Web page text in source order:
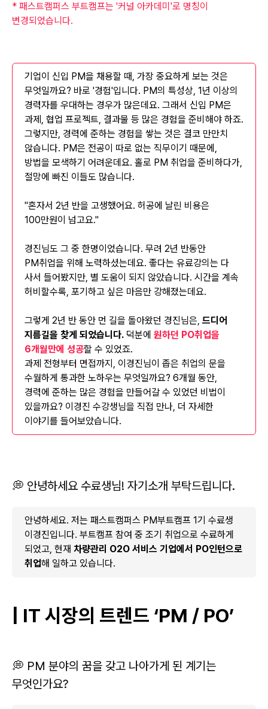
* 패스트캠퍼스 부트캠프는 '커널 아카데미'로 명칭이
변경되었습니다.
기업이 신입 PM을 채용할 때, 가장 중요하게 보는 것은
무엇일까요? 바로 '경험'입니다. PM의 특성상, 1년 이상의
경력자를 우대하는 경우가 많은데요. 그래서 신입 PM은
과제, 협업 프로젝트, 결과물 등 많은 경험을 준비해야 하죠.
그렇지만, 경력에 준하는 경험을 쌓는 것은 결코 만만치
않습니다. PM은 전공이 따로 없는 직무이기 때문에,
방법을 모색하기 어려운데요. 홀로 PM 취업을 준비하다가,
절망에 빠진 이들도 많습니다.
"혼자서 2년 반을 고생했어요. 허공에 날린 비용은
100만원이 넘고요."
경진님도 그 중 한명이었습니다. 무려 2년 반동안
PM취업을 위해 노력하셨는데요. 좋다는 유료강의는 다
사서 들어봤지만, 별 도움이 되지 않았습니다. 시간을 계속
허비할수록, 포기하고 싶은 마음만 강해졌는데요.
그렇게 2년 반 동안 먼 길을 돌아왔던 경진님은, 드디어
지름길을 찾게 되었습니다. 덕분에 원하던 PO취업을
6개월만에 성공할 수 있었죠.
과제 전형부터 면접까지, 이경진님이 좁은 취업의 문을
수월하게 통과한 노하우는 무엇일까요? 6개월 동안,
경력에 준하는 많은 경험을 만들어갈 수 있었던 비법이
있을까요? 이경진 수강생님을 직접 만나, 더 자세한
이야기를 들어보았습니다.
💭 안녕하세요 수료생님! 자기소개 부탁드립니다.
안녕하세요. 저는 패스트캠퍼스 PM부트캠프 1기 수료생
이경진입니다. 부트캠프 참여 중 조기 취업으로 수료하게
되었고, 현재 차량관리 O2O 서비스 기업에서 PO인턴으로
취업해 일하고 있습니다.
| IT 시장의 트렌드 ‘PM / PO’
💭 PM 분야의 꿈을 갖고 나아가게 된 계기는
무엇인가요?